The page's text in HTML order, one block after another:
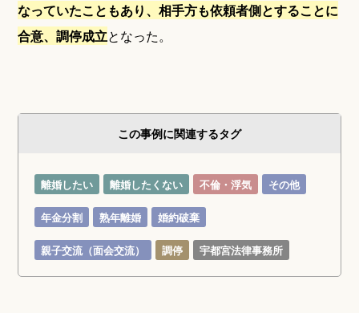
なっていたこともあり、相手方も依頼者側とすることに
合意、調停成立となった。
この事例に関連するタグ
離婚したい 離婚したくない 不倫・浮気 その他
年金分割 熟年離婚 婚約破棄
親子交流（面会交流） 調停 宇都宮法律事務所